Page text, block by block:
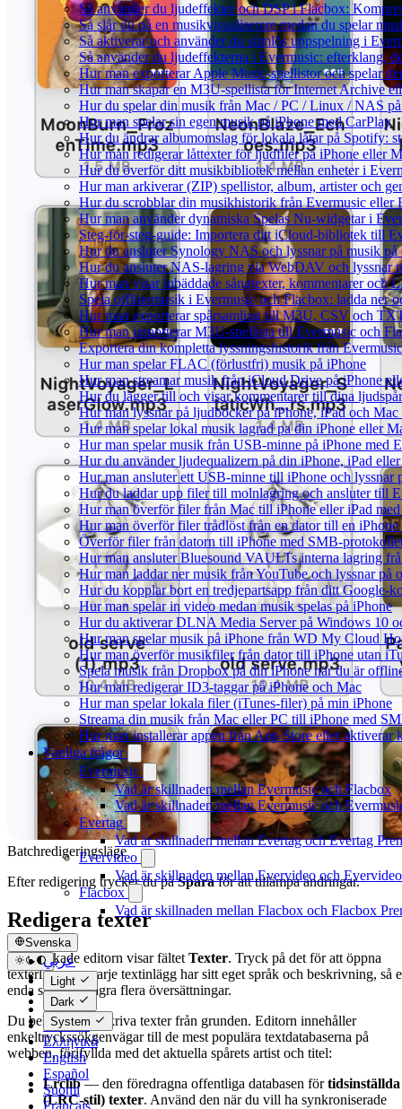
Så använder du ljudeffekter och DSP i Flacbox:
Så slår du på en musikvisualiserare medan du spelar
Så aktiverar och använder du sömlös uppspelning i
Så använder du ljudeffekterna i Evermusic: efterklang,
Hur man exporterar Apple Music-spellistor och spelar
Hur man skapar en M3U-spellista för Internet Archive
Hur du spelar din musik från Mac / PC / Linux / NAS
Hur man spelar sin egen musik på iPhone med CarPlay
Hur du ändrar albumomslag för lokala låtar på Spotify:
Hur man redigerar låttexter för ljudfiler på iPhone eller
Hur du överför ditt musikbibliotek mellan enheter i
Hur man arkiverar (ZIP) spellistor, album, artister och
Hur du scrobblar din musikhistorik från Evermusic eller
Hur man använder dynamiska Spelas Nu-widgetar i
Steg-för-steg-guide: Importera ditt iCloud-bibliotek till
Hur du ansluter Synology NAS och lyssnar på musik
Hur du ansluter NAS-lagring via WebDAV och lyssnar
Hur man visar inbäddade sångtexter, kommentarer och
Spela offlinemusik i Evermusic och Flacbox: ladda ner
Hur man exporterar spårsamling till M3U, CSV och
Hur man importerar M3U-spellista till Evermusic och
Exportera din kompletta lyssningshistorik från
Hur man spelar FLAC (förlustfri) musik på iPhone
Hur man streamar musik från iCloud Drive på iPhone
Hur du lägger till och visar kommentarer till dina
Hur man lyssnar på ljudböcker på iPhone, iPad och
Hur man spelar lokal musik lagrad pa din iPhone eller
Hur man spelar musik från USB-minne på iPhone med
Hur du använder ljudequalizern på din iPhone, iPad
Hur man ansluter ett USB-minne till iPhone och lyssnar
Hur du laddar upp filer till molnlagring och ansluter till
Hur man överför filer från Mac till iPhone eller iPad
Hur man överför filer trådlöst från en dator till en
Överför filer från datorn till iPhone med SMB-
Hur man ansluter Bluesound VAULTs interna lagring
Hur man laddar ner musik från YouTube och lyssnar på
Hur du kopplar bort en tredjepartsapp från ditt Google-
Hur man spelar in video medan musik spelas på iPhone
Hur du aktiverar DLNA Media Server på Windows 10
Hur man spelar musik på iPhone från WD My Cloud
Hur man överför musikfiler från dator till iPhone utan
Spela musik från Dropbox på din iPhone när du är
Hur man redigerar ID3-taggar på iPhone och Mac
Hur man spelar lokala filer (iTunes-filer) på min iPhone
Streama din musik från Mac eller PC till iPhone med
Hur man installerar appen från App Store eller aktiverar
Vanliga frågor
Evermusic
Vad är skillnaden mellan Evermusic och Flacbox
Vad är skillnaden mellan Evermusic och
Evertag
Vad är skillnaden mellan Evertag och Evertag
Evervideo
Vad är skillnaden mellan Evervideo och
Flacbox
Vad är skillnaden mellan Flacbox och Flacbox
Svenska
عربي
Català
Čeština
Dansk
Deutsch
Ελληνικά
English
Español
Suomi
Français
Light
Dark
System
Batchredigeringsläge
Efter redigering trycker du påSparaför att tillämpa ändringar.
Redigera texter
Den utökade editorn visar fältet Texter. Tryck på det för att öppna
texterlistan — varje textinlägg har sitt eget språk och beskrivning, så
enda spår kan lagra flera översättningar.
Du behöver inte skriva texter från grunden. Editorn innehåller
enkeltryckssökgenvägar till de mest populära textdatabaserna på
webben, förifyllda med det aktuella spårets artist och titel:
Lrclib— den föredragna offentliga databasen förtidsinställda
(LRC-stil) texter. Använd den när du vill ha synkroniserade